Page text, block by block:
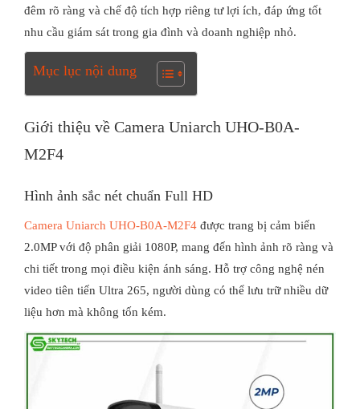
đêm rõ ràng và chế độ tích hợp riêng tư lợi ích, đáp ứng tốt
nhu cầu giám sát trong gia đình và doanh nghiệp nhỏ.
Mục lục nội dung
Giới thiệu về Camera Uniarch UHO-B0A-
M2F4
Hình ảnh sắc nét chuẩn Full HD
Camera Uniarch UHO-B0A-M2F4 được trang bị cảm biến
2.0MP với độ phân giải 1080P, mang đến hình ảnh rõ ràng và
chi tiết trong mọi điều kiện ánh sáng. Hỗ trợ công nghệ nén
video tiên tiến Ultra 265, người dùng có thể lưu trữ nhiều dữ
liệu hơn mà không tốn kém.